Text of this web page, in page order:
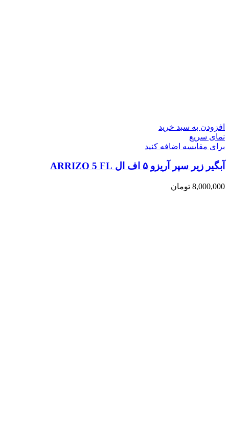
افزودن به سبد خرید
نمای سریع
برای مقایسه اضافه کنید
آبگیر زیر سپر آریزو ۵ اف ال ARRIZO 5 FL
8,000,000 تومان